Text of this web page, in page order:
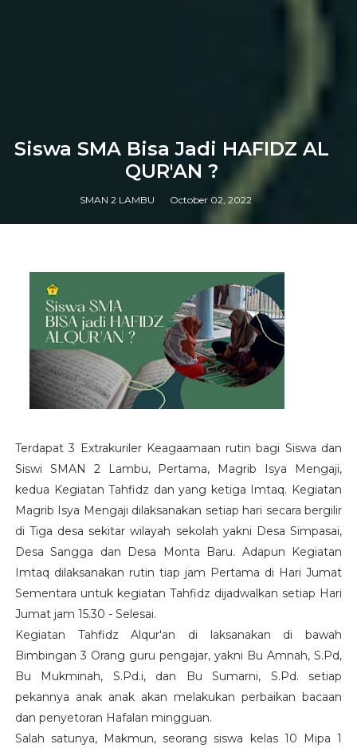
Siswa SMA Bisa Jadi HAFIDZ AL
QUR'AN ?
SMAN 2 LAMBU October 02, 2022
Terdapat 3 Extrakuriler Keagaamaan rutin bagi Siswa dan
Siswi SMAN 2 Lambu, Pertama, Magrib Isya Mengaji,
kedua Kegiatan Tahfidz dan yang ketiga Imtaq. Kegiatan
Magrib Isya Mengaji dilaksanakan setiap hari secara bergilir
di Tiga desa sekitar wilayah sekolah yakni Desa Simpasai,
Desa Sangga dan Desa Monta Baru. Adapun Kegiatan
Imtaq dilaksanakan rutin tiap jam Pertama di Hari Jumat
Sementara untuk kegiatan Tahfidz dijadwalkan setiap Hari
Jumat jam 15.30 - Selesai.
Kegiatan Tahfidz Alqur'an di laksanakan di bawah
Bimbingan 3 Orang guru pengajar, yakni Bu Amnah, S.Pd,
Bu Mukminah, S.Pd.i, dan Bu Sumarni, S.Pd. setiap
pekannya anak anak akan melakukan perbaikan bacaan
dan penyetoran Hafalan mingguan.
Salah satunya, Makmun, seorang siswa kelas 10 Mipa 1